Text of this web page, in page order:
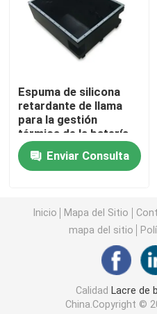
Solicitar una cita
Sistema de gestión
Protección termal del
Fugitivo termal de la
Anillo de cierre de goma
Aislamiento térmico de
Espuma de silicona
retardante de llama
para la gestión
térmica de la batería
Enviar Consulta
Inicio Mapa del Sitio
mapa del sitio
Calidad Lacre de
China.Copyright ©